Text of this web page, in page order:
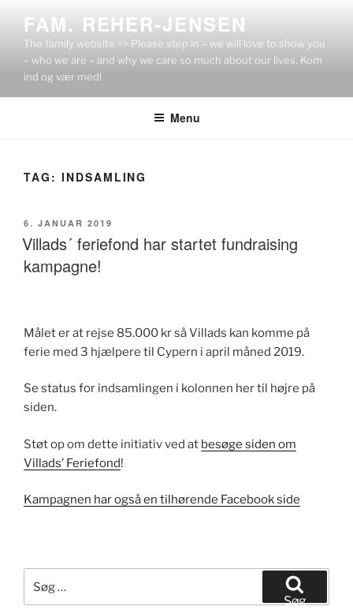
indhold
FAM. REHER-JENSEN
The family website => Please step in – we will love to show you
– who we are – and why we care so much about our lives. Kom
ind og vær med!
Menu
TAG: INDSAMLING
UDGIVET
DEN
6. JANUAR 2019
Villads´ feriefond har startet fundraising
kampagne!
Målet er at rejse 85.000 kr så Villads kan komme på
ferie med 3 hjælpere til Cypern i april måned 2019.
Se status for indsamlingen i kolonnen her til højre på
siden.
Støt op om dette initiativ ved at besøge siden om
Villads’ Feriefond!
Kampagnen har også en tilhørende Facebook side
efter:
Søg